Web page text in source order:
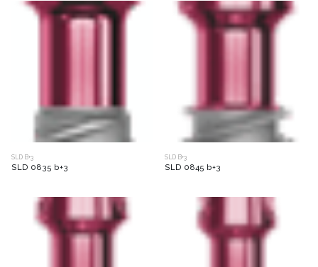
SLD B+3
SLD 0835 b+3
SLD B+3
SLD 0845 b+3